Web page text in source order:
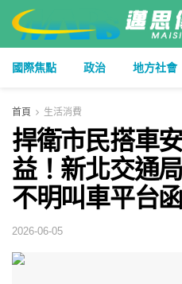
國際焦點 政治 地方社會
首頁 生活消費
捍衛市民搭車
益！新北交通
不明叫車平台
2026-06-05